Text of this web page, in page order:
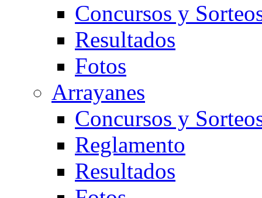
Concursos y
Resultados
Fotos
Arrayanes
Concursos y
Reglamento
Resultados